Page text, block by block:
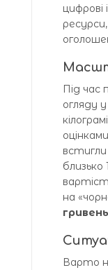
Під час
огляду
на
гривень
Варто